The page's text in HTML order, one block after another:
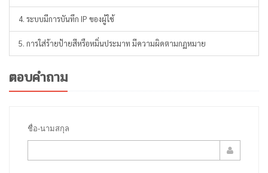
4. ระบบมีการบันทึก IP ของผู้ใช้
5. การใส่ร้ายป้ายสีหรือหมิ่นประมาท มีความผิดตามกฏหมาย
ตอบคำถาม
ชื่อ-นามสกุล